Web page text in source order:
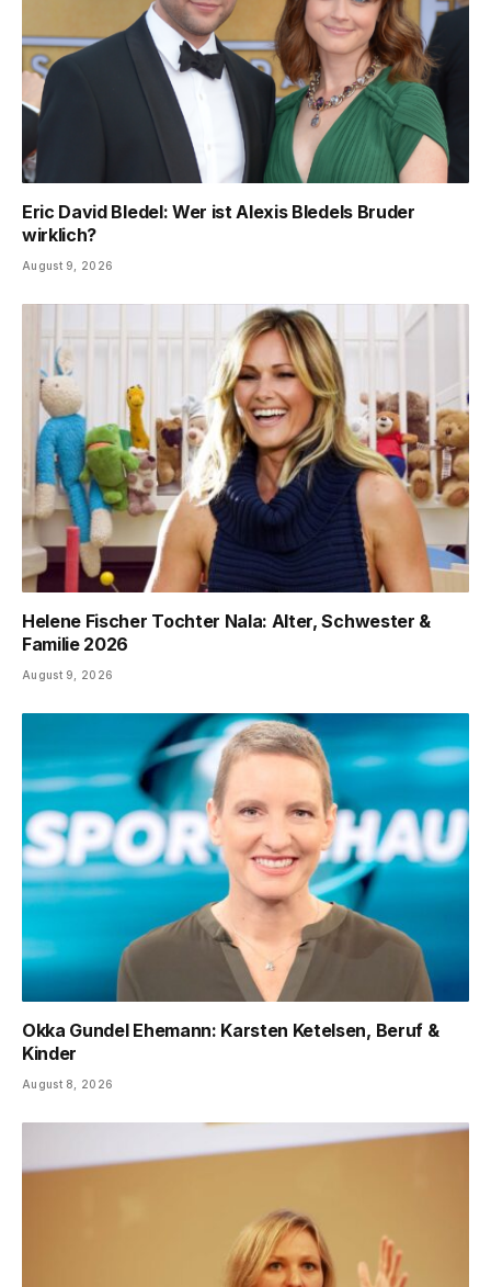
Eric David Bledel: Wer ist Alexis Bledels Bruder
wirklich?
August 9, 2026
Helene Fischer Tochter Nala: Alter, Schwester &
Familie 2026
August 9, 2026
Okka Gundel Ehemann: Karsten Ketelsen, Beruf &
Kinder
August 8, 2026